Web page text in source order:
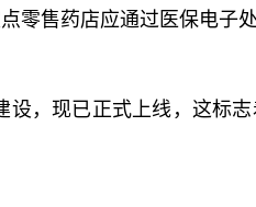
零售药店应通过医保电子
，现已正式上线，这标